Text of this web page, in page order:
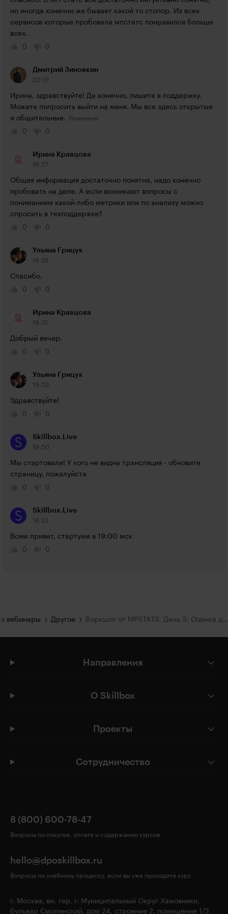
но иногда конечно же бывает какой то стопор. Из всех
сервисов которые пробовала мпстатс понравился больше
всех.
0
0
Дмитрий Зиновкин
20:01
Ирина, здравствуйте! Да конечно, пишите в поддержку.
Можете попросить выйти на меня. Мы все здесь открытые
и общительные.
0
0
Ирина Кравцова
19:57
Общая информация достаточно понятна, надо конечно
пробовать на деле. А если возникают вопросы с
пониманием какой-либо метрики или по анализу можно
спросить в техподдержке?
0
0
Ульяна Грицук
19:56
Спасибо.
0
0
Ирина Кравцова
19:10
Добрый вечер.
0
0
Ульяна Грицук
19:03
Здравствуйте!
0
0
Skillbox.Live
19:00
Мы стартовали! У кого не видна трансляция - обновите
страницу, пожалуйста
0
0
Skillbox.Live
18:33
Всем привет, стартуем в 19:00 мск
0
0
вебинары Другое Воркшоп от MPSTATS. День 3: Оценка динамики продвижения: метрики и показатели.
Направления
О Skillbox
Проекты
Сотрудничество
8 (800) 600-78-47
Вопросы по покупке, оплате и содержанию курсов
hello@dposkillbox.ru
Вопросы по учебному процессу, если вы уже проходите курс
г. Москва, вн. тер. г. Муниципальный Округ Хамовники,
бульвар Смоленский, дом 24, строение 2, помещение 1/3